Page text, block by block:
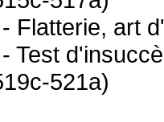
Flatterie, art
Test
521a)